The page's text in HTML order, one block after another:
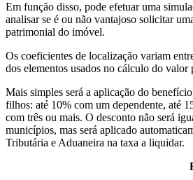
Em função disso, pode efetuar uma
analisar se é ou não vantajoso solicitar
patrimonial do imóvel.
Os coeficientes de localização variam
dos elementos usados no cálculo do
Mais simples será a aplicação do
filhos: até 10% com um dependente, até
com três ou mais. O desconto não será
municípios, mas será aplicado
Tributária e Aduaneira na taxa a liquidar.